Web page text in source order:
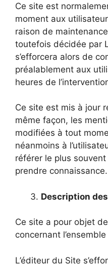
Ce site est
moment aux
raison de
toutefois décidée par
s’efforcera alors de
préalablement aux
heures de
Ce site est mis à jour
même façon, les
modifiées à tout
néanmoins à
référer le plus souvent
prendre connaissance.
Description
Ce site a pour objet
concernant
L’éditeur du Site